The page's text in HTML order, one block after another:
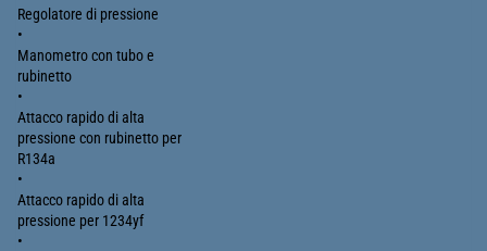
Regolatore di pressione
•
Manometro con tubo e
rubinetto
•
Attacco rapido di alta
pressione con rubinetto per
R134a
•
Attacco rapido di alta
pressione per 1234yf
•